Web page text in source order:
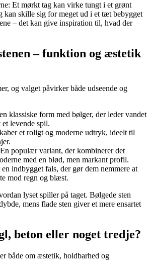
Et mørkt tag kan virke tungt i et grønt
kan skille sig for meget ud i et tæt bebygget
– det kan give inspiration til, hvad der
– funktion og æstetik
og valget påvirker både udseende og
klassiske form med bølger, der leder vandet
levende spil.
et roligt og moderne udtryk, ideelt til
populær variant, der kombinerer det
med en blød, men markant profil.
indbygget fals, der gør dem nemmere at
mod regn og blæst.
lyset spiller på taget. Bølgede sten
mens flade sten giver et mere ensartet
beton eller noget tredje?
både om æstetik, holdbarhed og